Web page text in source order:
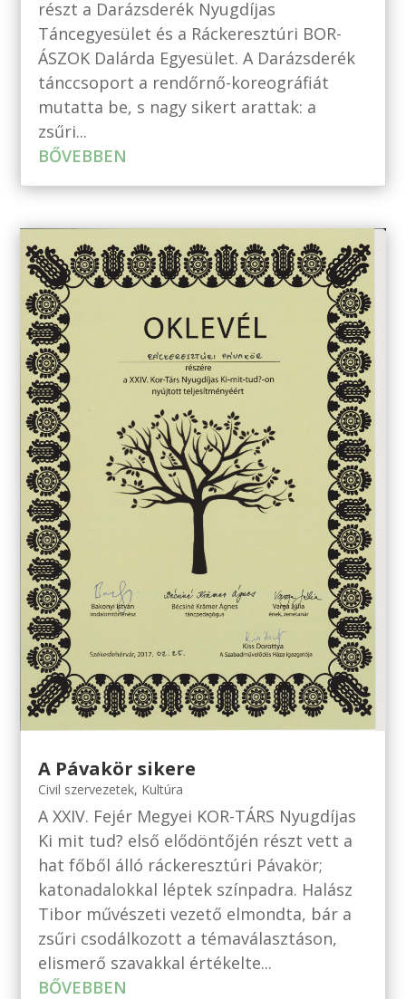
részt a Darázsderék Nyugdíjas
Táncegyesület és a Ráckeresztúri BOR-
ÁSZOK Dalárda Egyesület. A Darázsderék
tánccsoport a rendőrnő-koreográfiát
mutatta be, s nagy sikert arattak: a
zsűri...
BŐVEBBEN
A Pávakör sikere
Civil szervezetek, Kultúra
A XXIV. Fejér Megyei KOR-TÁRS Nyugdíjas
Ki mit tud? első elődöntőjén részt vett a
hat főből álló ráckeresztúri Pávakör;
katonadalokkal léptek színpadra. Halász
Tibor művészeti vezető elmondta, bár a
zsűri csodálkozott a témaválasztáson,
elismerő szavakkal értékelte...
BŐVEBBEN